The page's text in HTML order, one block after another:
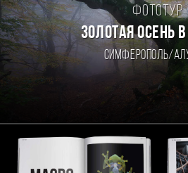
Фототур
ЗОЛОТАЯ ОСЕНЬ
Симферополь/